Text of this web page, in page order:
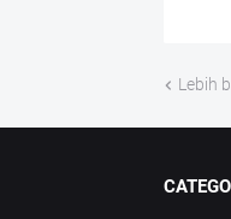
Lebih